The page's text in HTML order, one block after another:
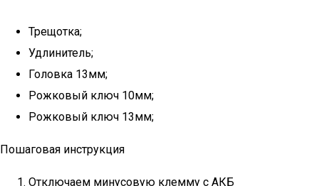
Трещотка;
Удлинитель;
Головка 13мм;
Рожковый ключ 10мм;
Рожковый ключ 13мм;
Пошаговая инструкция
Отключаем минусовую клемму с АКБ